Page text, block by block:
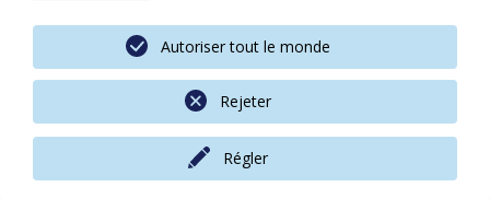
aux
entreprises,
aux
Mentions légales
Protection des données
Sitemap
© 2026 by AM Suisse created by Quantum Digital
Régler
Rejeter
Autoriser tout le monde